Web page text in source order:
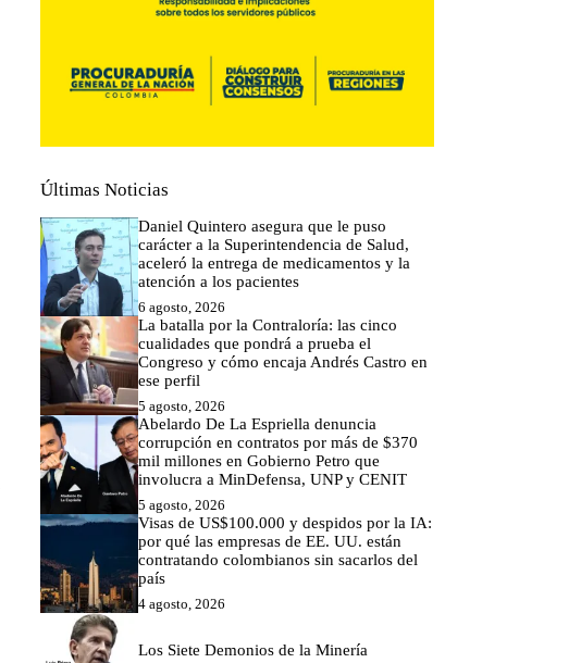
Últimas Noticias
Daniel Quintero asegura que le puso
carácter a la Superintendencia de Salud,
aceleró la entrega de medicamentos y la
atención a los pacientes
6 agosto, 2026
La batalla por la Contraloría: las cinco
cualidades que pondrá a prueba el
Congreso y cómo encaja Andrés Castro en
ese perfil
5 agosto, 2026
Abelardo De La Espriella denuncia
corrupción en contratos por más de $370
mil millones en Gobierno Petro que
involucra a MinDefensa, UNP y CENIT
5 agosto, 2026
Visas de US$100.000 y despidos por la IA:
por qué las empresas de EE. UU. están
contratando colombianos sin sacarlos del
país
4 agosto, 2026
Los Siete Demonios de la Minería